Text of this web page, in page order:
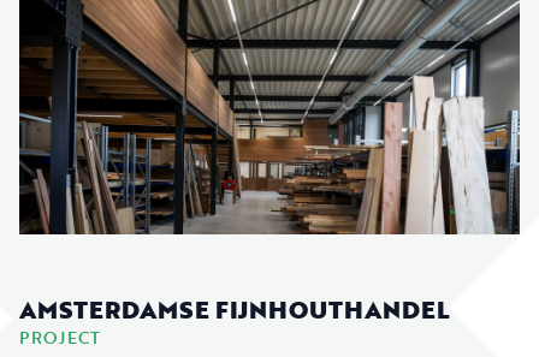
AMSTERDAMSE FIJNHOUTHANDEL
PROJECT